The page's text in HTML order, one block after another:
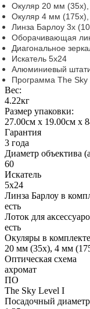
Окуляр 20 мм
Окуляр 4 мм
Линза Барлоу 3х
Оборачивающая
Диагональное
Искатель 5х24
Алюминиевый
Программа The Sky
Вес:
4.22кг
Размер упаковки:
27.00см x 19.00см x
Гарантия
3 года
Диаметр объектива
60
Искатель
5x24
Линза Барлоу в
есть
Лоток для
есть
Окуляры в комплекте
20 мм (35x), 4 мм
Оптическая схема
ахромат
ПО
The Sky Level I
Посадочный